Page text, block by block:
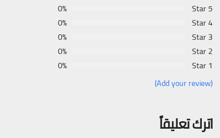
5 Star
0%
4 Star
0%
3 Star
0%
2 Star
0%
1 Star
0%
(Add your review)
اترك تعليقاً